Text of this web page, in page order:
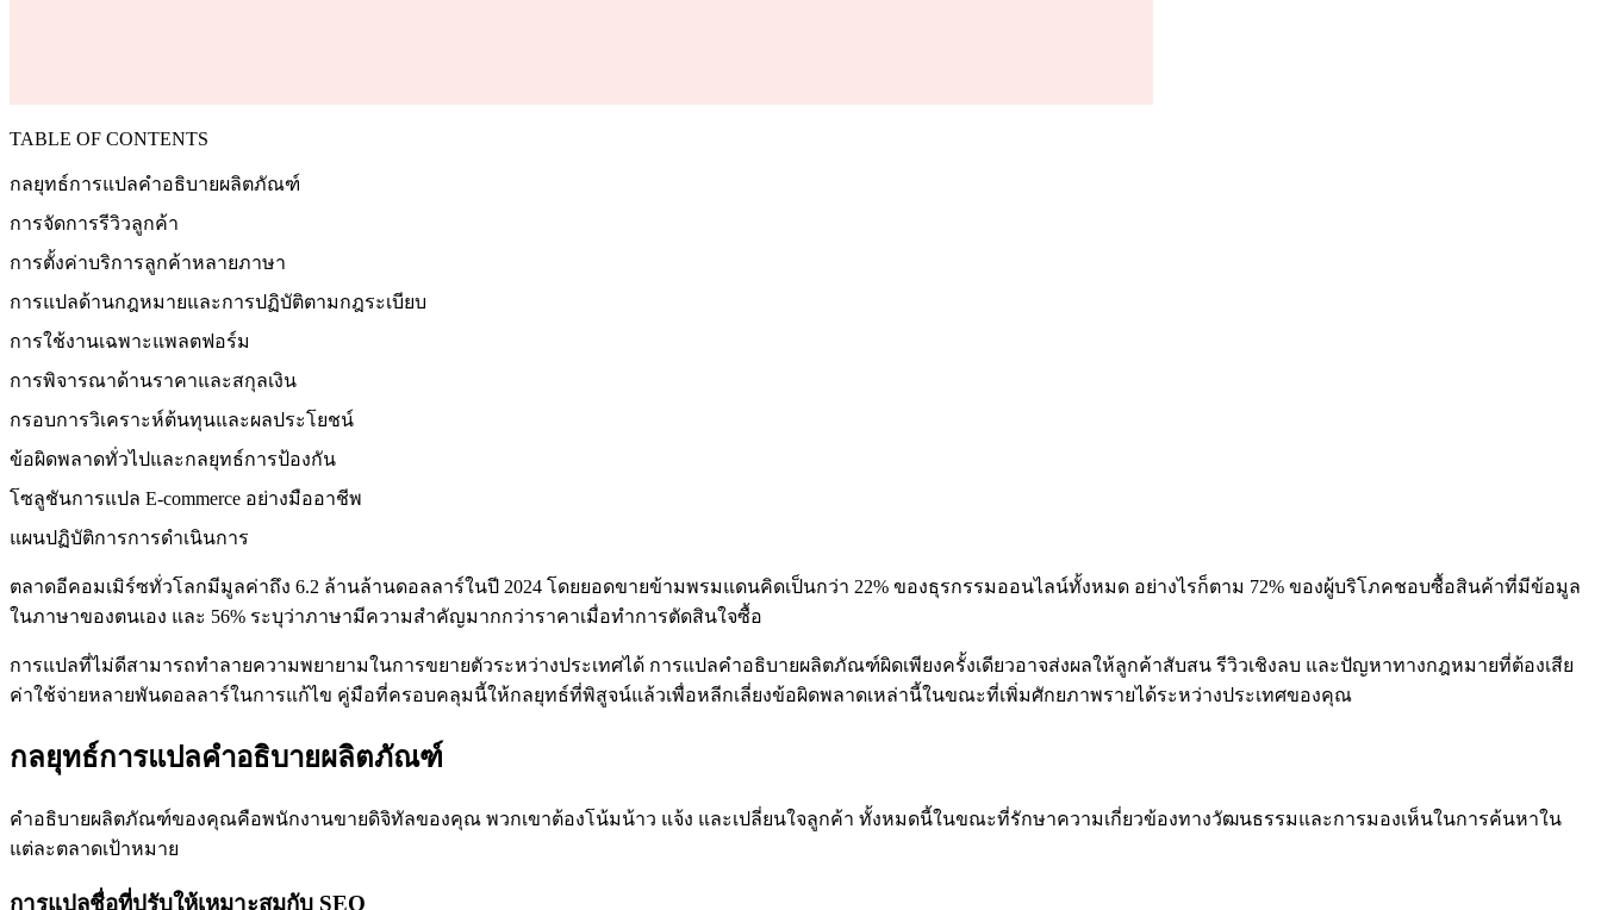
TABLE OF CONTENTS
กลยุทธ์การแปลคำอธิบายผลิตภัณฑ์
การจัดการรีวิวลูกค้า
การตั้งค่าบริการลูกค้าหลายภาษา
การแปลด้านกฎหมายและการปฏิบัติตามกฎระเบียบ
การใช้งานเฉพาะแพลตฟอร์ม
การพิจารณาด้านราคาและสกุลเงิน
กรอบการวิเคราะห์ต้นทุนและผลประโยชน์
ข้อผิดพลาดทั่วไปและกลยุทธ์การป้องกัน
โซลูชันการแปล E-commerce อย่างมืออาชีพ
แผนปฏิบัติการการดำเนินการ
ตลาดอีคอมเมิร์ซทั่วโลกมีมูลค่าถึง 6.2 ล้านล้านดอลลาร์ในปี 2024 โดยยอดขายข้ามพรมแดนคิดเป็นกว่า 22% ของธุรกรรมออนไลน์ทั้งหมด อย่างไรก็ตาม 72% ของผู้บริโภคชอบซื้อสินค้าที่มีข้อมูล
ในภาษาของตนเอง และ 56% ระบุว่าภาษามีความสำคัญมากกว่าราคาเมื่อทำการตัดสินใจซื้อ
การแปลที่ไม่ดีสามารถทำลายความพยายามในการขยายตัวระหว่างประเทศได้ การแปลคำอธิบายผลิตภัณฑ์ผิดเพียงครั้งเดียวอาจส่งผลให้ลูกค้าสับสน รีวิวเชิงลบ และปัญหาทางกฎหมายที่ต้องเสีย
ค่าใช้จ่ายหลายพันดอลลาร์ในการแก้ไข คู่มือที่ครอบคลุมนี้ให้กลยุทธ์ที่พิสูจน์แล้วเพื่อหลีกเลี่ยงข้อผิดพลาดเหล่านี้ในขณะที่เพิ่มศักยภาพรายได้ระหว่างประเทศของคุณ
กลยุทธ์การแปลคำอธิบายผลิตภัณฑ์
คำอธิบายผลิตภัณฑ์ของคุณคือพนักงานขายดิจิทัลของคุณ พวกเขาต้องโน้มน้าว แจ้ง และเปลี่ยนใจลูกค้า ทั้งหมดนี้ในขณะที่รักษาความเกี่ยวข้องทางวัฒนธรรมและการมองเห็นในการค้นหาใน
แต่ละตลาดเป้าหมาย
การแปลชื่อที่ปรับให้เหมาะสมกับ SEO